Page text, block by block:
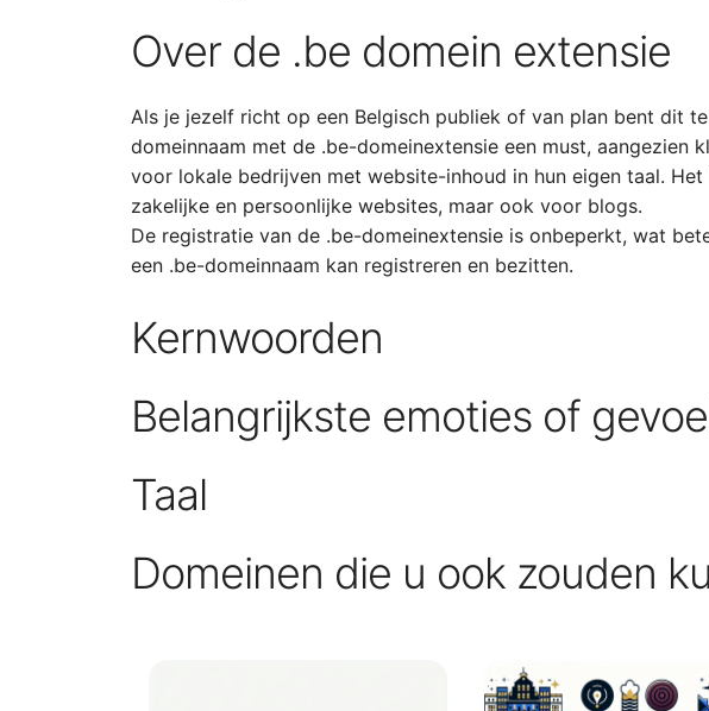
Over de .be domein extensie
Als je jezelf richt op een Belgisch publiek of van plan bent dit
domeinnaam met de .be-domeinextensie een must, aangezien
voor lokale bedrijven met website-inhoud in hun eigen taal.
zakelijke en persoonlijke websites, maar ook voor blogs.
De registratie van de .be-domeinextensie is onbeperkt, wat
een .be-domeinnaam kan registreren en bezitten.
Kernwoorden
Belangrijkste emoties of
Taal
Domeinen die u ook zouden